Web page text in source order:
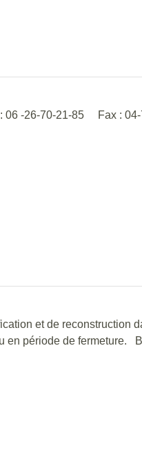
06 -26-70-21-85 Fax :
et de reconstruction
en période de fermeture.